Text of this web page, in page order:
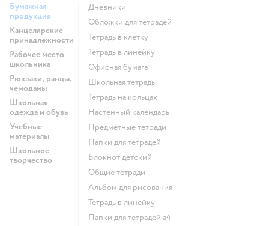
Бумажная
продукция
Канцелярские
принадлежности
Рабочее место
школьника
Рюкзаки, ранцы,
чемоданы
Школьная
одежда и обувь
Учебные
материалы
Школьное
творчество
Дневники
Обложки для тетрадей
Тетрадь в клетку
Тетрадь в линейку
Офисная бумага
Школьная тетрадь
Тетрадь на кольцах
Настенный календарь
Предметные тетради
Папки для тетрадей
Блокнот детский
Общие тетради
Альбом для рисования
Тетрадь в линейку
Папки для тетрадей а4